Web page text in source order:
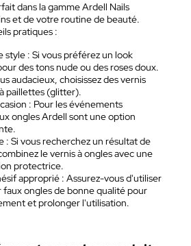
dans la gamme Ardell Nails
et de votre routine de beauté.
pratiques :
style : Si vous préférez un look
des tons nude ou des roses doux.
audacieux, choisissez des vernis
paillettes (glitter).
: Pour les événements
ongles Ardell sont une option
: Si vous recherchez un résultat de
le vernis à ongles avec une
protectrice.
approprié : Assurez-vous d'utiliser
faux ongles de bonne qualité pour
et prolonger l'utilisation.